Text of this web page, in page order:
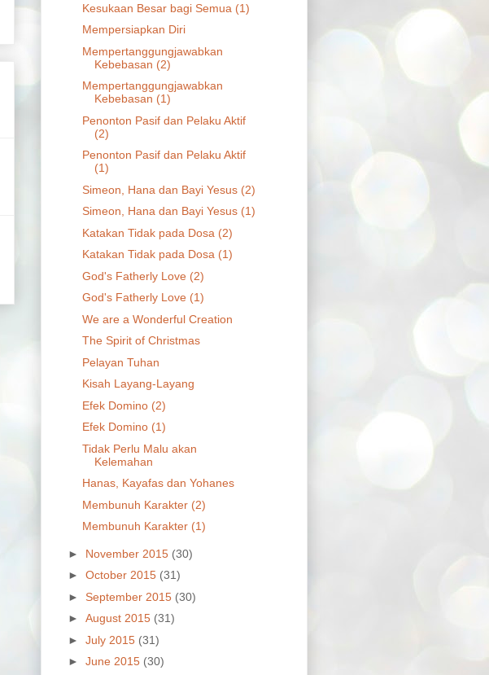
Kesukaan Besar bagi Semua (1)
Mempersiapkan Diri
Mempertanggungjawabkan
Kebebasan (2)
Mempertanggungjawabkan
Kebebasan (1)
Penonton Pasif dan Pelaku Aktif
(2)
Penonton Pasif dan Pelaku Aktif
(1)
Simeon, Hana dan Bayi Yesus (2)
Simeon, Hana dan Bayi Yesus (1)
Katakan Tidak pada Dosa (2)
Katakan Tidak pada Dosa (1)
God's Fatherly Love (2)
God's Fatherly Love (1)
We are a Wonderful Creation
The Spirit of Christmas
Pelayan Tuhan
Kisah Layang-Layang
Efek Domino (2)
Efek Domino (1)
Tidak Perlu Malu akan
Kelemahan
Hanas, Kayafas dan Yohanes
Membunuh Karakter (2)
Membunuh Karakter (1)
► November 2015 (30)
► October 2015 (31)
► September 2015 (30)
► August 2015 (31)
► July 2015 (31)
► June 2015 (30)